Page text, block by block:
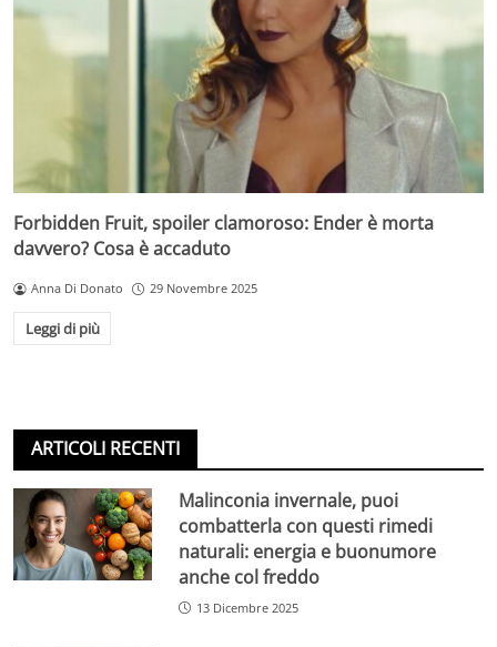
Forbidden Fruit, spoiler clamoroso: Ender è morta
davvero? Cosa è accaduto
Anna Di Donato 29 Novembre 2025
Leggi di più
ARTICOLI RECENTI
Malinconia invernale, puoi
combatterla con questi rimedi
naturali: energia e buonumore
anche col freddo
13 Dicembre 2025